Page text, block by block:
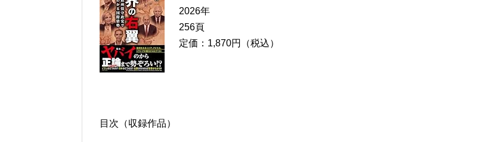
2026年
256頁
定価：1,870円（税込）
目次（収録作品）